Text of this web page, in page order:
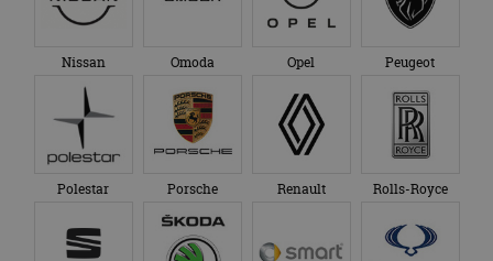
Nissan Omoda Opel Peugeot
Polestar Porsche Renault Rolls-Royce